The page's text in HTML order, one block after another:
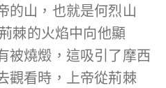
的山，也就是何烈山
棘的火焰中向他顯
被燒燬，這吸引了摩西
觀看時，上帝從荊棘